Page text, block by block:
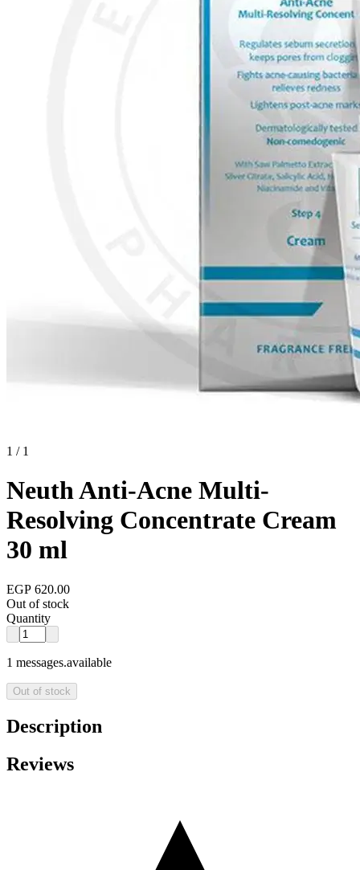
1 / 1
Neuth Anti-Acne Multi-
Resolving Concentrate Cream
30 ml
EGP 620.00
Out of stock
Quantity
1 messages.available
Out of stock
Description
Reviews